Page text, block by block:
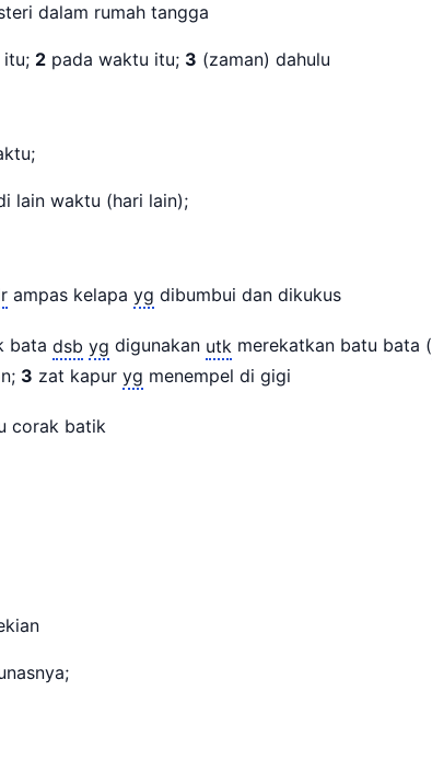
dalam rumah tangga
itu; 2 pada waktu itu; 3 (zaman) dahulu
lain waktu (hari lain);
ampas kelapa yg dibumbui dan dikukus
bata dsb yg digunakan utk merekatkan batu bata (
3 zat kapur yg menempel di gigi
corak batik